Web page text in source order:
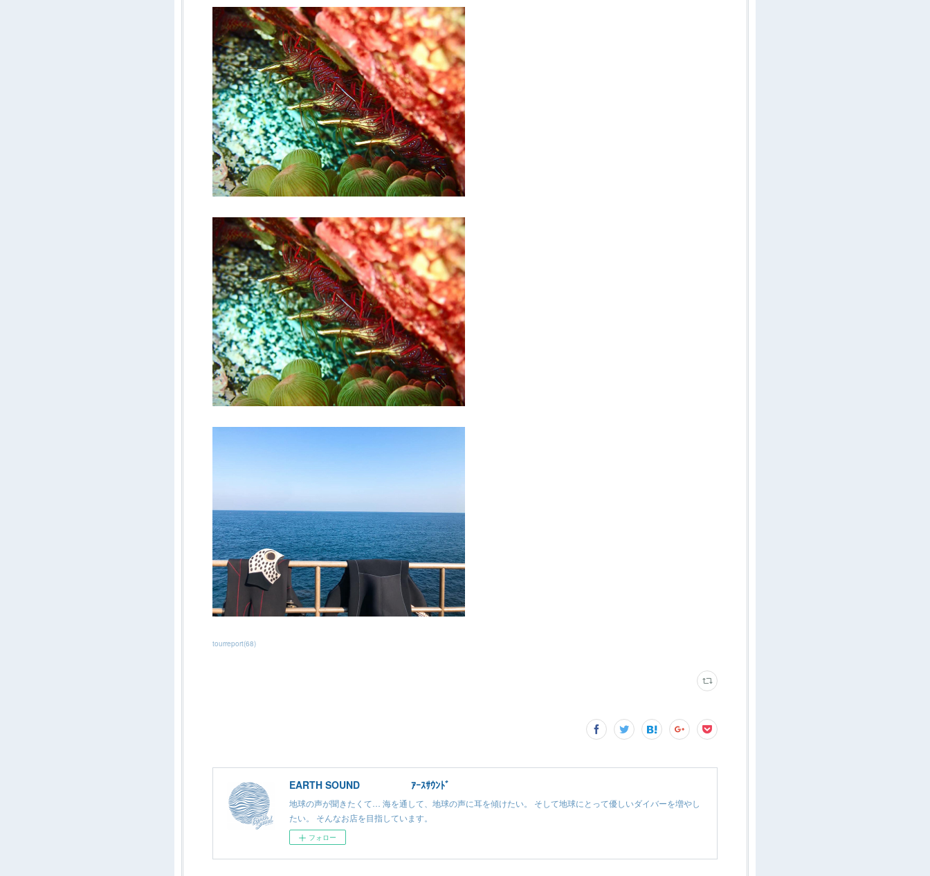
tourreport(68)
EARTH SOUND ｱｰｽｻｳﾝﾄﾞ
地球の声が聞きたくて… 海を通して、地球の声に耳を傾けたい。 そして地球にとって優しいダイバーを増やし
たい。 そんなお店を目指しています。
フォロー